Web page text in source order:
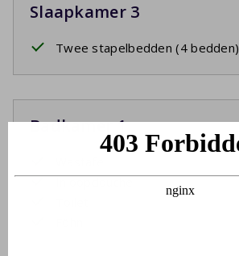
Slaapkamer 3
Twee stapelbedden (4 bedden)
Badkamer 1